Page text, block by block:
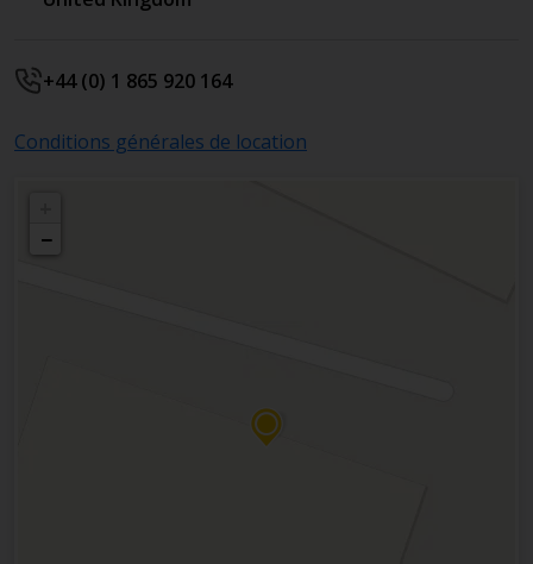
+44 (0) 1 865 920 164
Conditions générales de location
−